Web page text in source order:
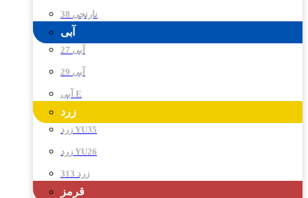
نارنجی 38
آبی
آبی 27
آبی 29
آبی E
زرد
زرد YU35
زرد YU26
زرد 313
قرمز